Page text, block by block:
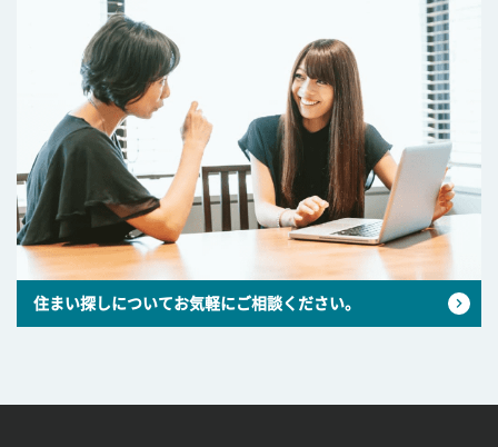
住まい探しについてお気軽にご相談ください。